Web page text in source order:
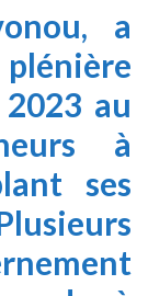
a
plénière
au
à
ses